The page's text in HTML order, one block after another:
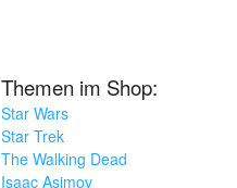
Themen im Shop:
Star Wars
Star Trek
The Walking Dead
Isaac Asimov